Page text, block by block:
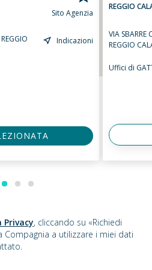
Sito Agenzia
Indicazioni
REGGIO
VIA SBARRE
REGGIO
Uffici di
Privacy, cliccando su «Richiedi
a utilizzare i miei dati